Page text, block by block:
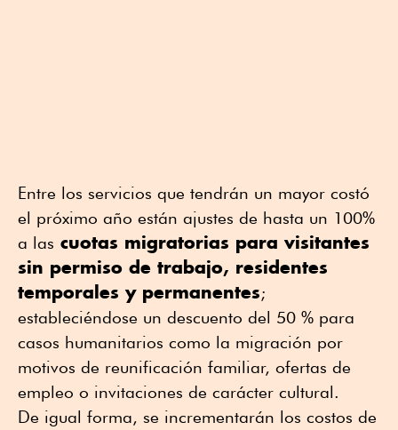
Entre los servicios que tendrán un mayor costó
el próximo año están ajustes de hasta un 100%
a las cuotas migratorias para visitantes
sin permiso de trabajo, residentes
temporales y permanentes;
estableciéndose un descuento del 50 % para
casos humanitarios como la migración por
motivos de reunificación familiar, ofertas de
empleo o invitaciones de carácter cultural.
De igual forma, se incrementarán los costos de